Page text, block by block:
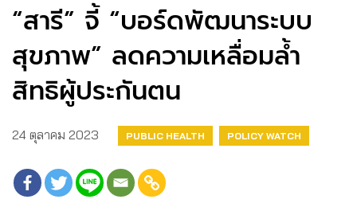
“สารี” จี้ “บอร์ดพัฒนาระบบ
สุขภาพ” ลดความเหลื่อมล้ำ
สิทธิผู้ประกันตน
24 ตุลาคม 2023 PUBLIC HEALTH POLICY WATCH